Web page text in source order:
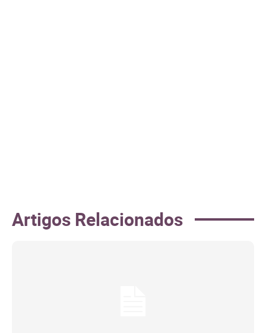
Artigos Relacionados